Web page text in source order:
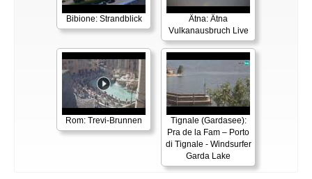
Bibione: Strandblick
Ätna: Ätna
Vulkanausbruch Live
Rom: Trevi-Brunnen
Tignale (Gardasee):
Pra de la Fam – Porto
di Tignale - Windsurfer
Garda Lake